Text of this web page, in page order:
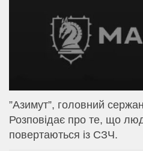
⁨”Азимут”, головний
Розповідає про те, що
повертаються із СЗЧ.